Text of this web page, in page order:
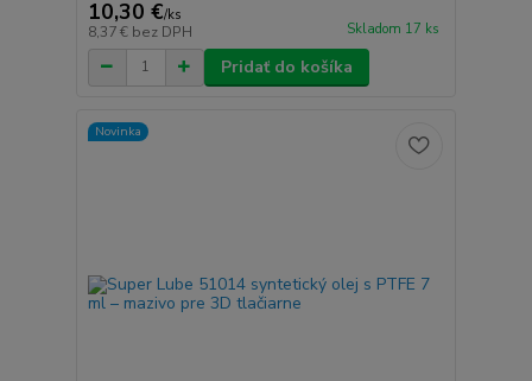
10,30 €/ks
8,37 € bez DPH Skladom 17 ks
Pridať do košíka
Novinka